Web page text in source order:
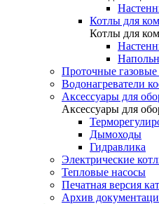
Котлы для
Котлы для
Проточные газовые
Водонагреватели
Аксессуары для
Аксессуары для
Дымоходы
Гидравлика
Электрические
Тепловые насосы
Печатная версия
Архив